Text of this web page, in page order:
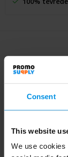
Consent
This website
We use cookies
Specificaties
Inhoud
Artikelnummer